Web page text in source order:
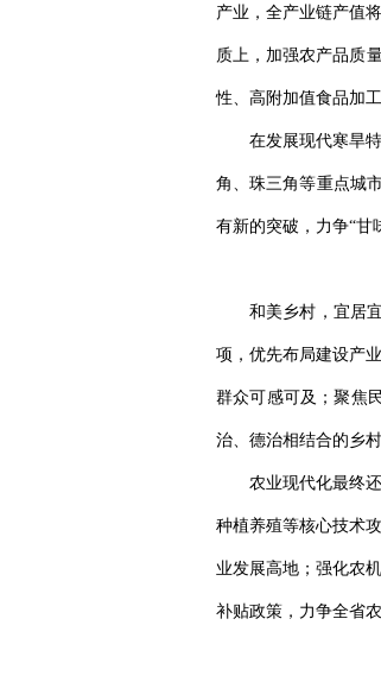
产业，全产业链产值
质上，加强农产品质
性、高附加值食品加工
在发展现代寒旱
角、珠三角等重点城
有新的突破，力争“甘
和美乡村，宜居
项，优先布局建设产
群众可感可及；聚焦
治、德治相结合的乡
农业现代化最终
种植养殖等核心技术
业发展高地；强化农
补贴政策，力争全省